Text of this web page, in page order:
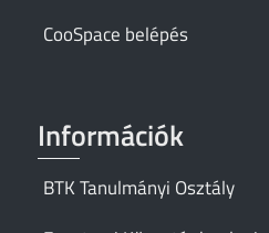
CooSpace belépés
Információk
BTK Tanulmányi Osztály